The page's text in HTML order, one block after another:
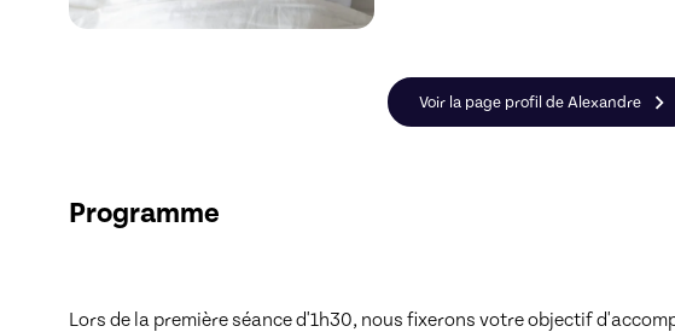
Voir la page profil de Alexandre
Programme
Lors de la première séance d'1h30, nous fixerons votre objectif